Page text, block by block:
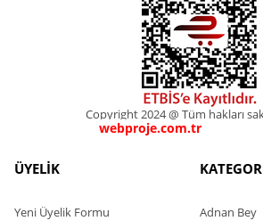
Copyright 2024 @ Tüm hakları
webproje.com.tr
ÜYELİK
Yeni Üyelik Formu
Adnan Bey